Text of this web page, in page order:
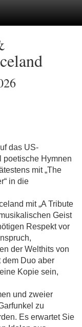
das US-
poetische Hymnen
mit „The
in die
mit „A Tribute
Geist
Respekt vor
der Welthits von
dem Duo aber
Kopie sein,
und zweier
zu
Es erwartet Sie